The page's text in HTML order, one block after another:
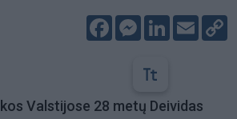
FacebookMessenger
LinkedIn
Email
Valstijose 28 metų Deividas